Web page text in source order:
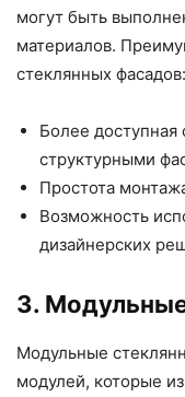
могут быть
материалов.
стеклянных фасадов:
Более доступная
структурными
Простота
Возможность
дизайнерских
3.
Модульные
модулей, которые